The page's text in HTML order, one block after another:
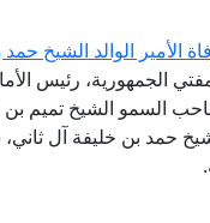
الوالد الشيخ حمد
الجمهورية، رئيس
السمو الشيخ تميم
حمد بن خليفة آل